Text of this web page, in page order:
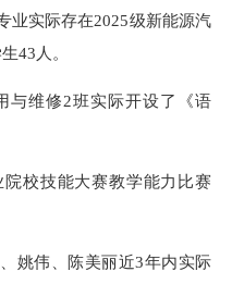
实际存在2025级新能源汽
43人。
维修2班实际开设了《语
校技能大赛教学能力比赛
伟、陈美丽近3年内实际